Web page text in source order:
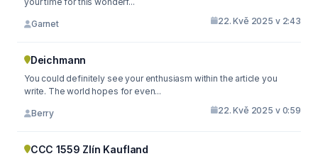
Garnet 22. Kvě 2025 v 2:43
Deichmann
You could definitely see your enthusiasm within the article you
write. The world hopes for even...
Berry 22. Kvě 2025 v 0:59
CCC 1559 Zlín Kaufland